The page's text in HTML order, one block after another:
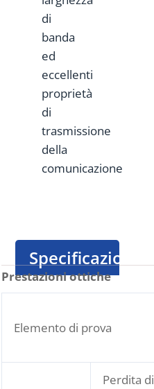
di
banda
ed
eccellenti
proprietà
di
trasmissione
della
comunicazione
Specificazione
Prestazioni ottiche
Elemento di prova
Perdita di